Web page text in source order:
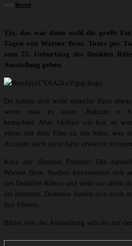
von Bernd
Tja, das war dann wohl die große
Tagen von Warner Bros. Tours per
zum 75. Geburtstag des Dunklen
Ausstellung geben.
Da hatten sich wohl manche Fans
wenn man es unter ‚Batman v
betrachtet. Aber bleiben wir fair, es
etwas mit dem Film zu tun hätte, was
Account auch nicht hätte erwarten
Kurz zur ‚Batman Exhibit‘: Die
Warner Bros. Studios konzentriert sich
des Dunklen Ritters und stellt vor allem
ins Zentrum. Daneben finden sich noch
den Filmen.
Bilder von der Ausstellung seht ihr auf der